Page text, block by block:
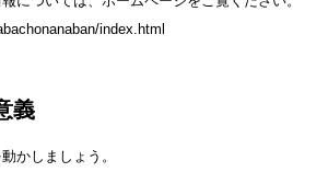
index.html
義
かしましょう。